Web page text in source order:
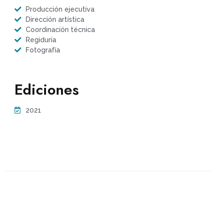
Producción ejecutiva
Dirección artística
Coordinación técnica
Regiduría
Fotografía
Ediciones
2021